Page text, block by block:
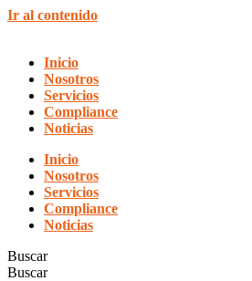
Ir al contenido
Inicio
Nosotros
Servicios
Compliance
Noticias
Inicio
Nosotros
Servicios
Compliance
Noticias
Buscar
Buscar